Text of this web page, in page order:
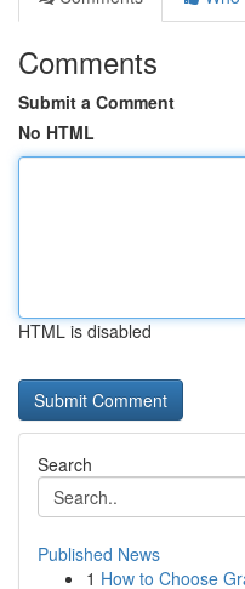
Comments
Submit a Comment
No HTML
HTML is disabled
Search
Published News
1 How to Choose